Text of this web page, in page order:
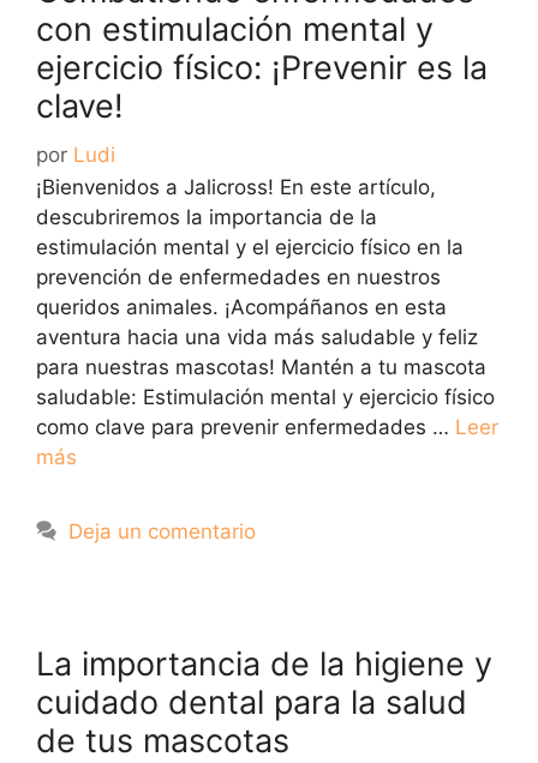
con estimulación mental y
ejercicio físico: ¡Prevenir es la
clave!
por Ludi
¡Bienvenidos a Jalicross! En este artículo,
descubriremos la importancia de la
estimulación mental y el ejercicio físico en la
prevención de enfermedades en nuestros
queridos animales. ¡Acompáñanos en esta
aventura hacia una vida más saludable y feliz
para nuestras mascotas! Mantén a tu mascota
saludable: Estimulación mental y ejercicio físico
como clave para prevenir enfermedades … Leer
más
Deja un comentario
La importancia de la higiene y
cuidado dental para la salud
de tus mascotas